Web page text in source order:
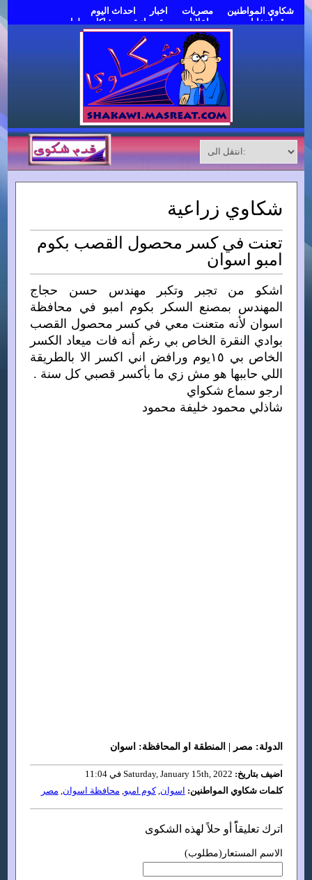
شكاوي المواطنين مصريات اخبار
احداث اليوم
موقع انتخابات مصر
اعلانات مبوبة مجانية
مشاكل وحلول
شكاوي زراعية
تعنت في كسر محصول القصب بكوم
امبو اسوان
اشكو من تجبر وتكبر مهندس حسن حجاج
المهندس بمصنع السكر بكوم امبو في محافظة
اسوان لأنه متعنت معي في كسر محصول القصب
بوادي النقرة الخاص بي رغم أنه فات ميعاد الكسر
الخاص بي ١٥يوم ورافض اني اكسر الا بالطريقة
اللي حاببها هو مش زي ما بأكسر قصبي كل سنة .
ارجو سماع شكواي
شاذلي محمود خليفة محمود
الدولة: مصر | المنطقة او المحافظة: اسوان
اضيف بتاريخ:
كلمات شكاوي المواطنين: اسوان,كوم امبو, محافظة اسوان, مصر
اترك تعليقاًً أو حلاً لهذه الشكوى
الاسم المستعار(مطلوب)